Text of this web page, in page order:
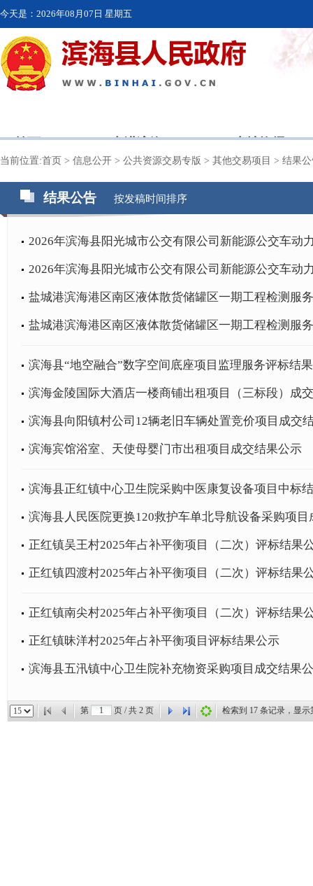
今天是： 2026年08月07日 星期五
首页 走进滨海 本地资讯
当前位置:首页 > 信息公开 > 公共资源交易专版 > 其他交易项目 > 结果
结果公告 按发稿时间排序
2026年滨海县阳光城市公交有限公司新能源公交车动
2026年滨海县阳光城市公交有限公司新能源公交车动
盐城港滨海港区南区液体散货储罐区一期工程检测服
盐城港滨海港区南区液体散货储罐区一期工程检测服
滨海县“地空融合”数字空间底座项目监理服务评标结
滨海金陵国际大酒店一楼商铺出租项目（三标段）成
滨海县向阳镇村公司12辆老旧车辆处置竞价项目成交
滨海宾馆浴室、天使母婴门市出租项目成交结果公示
滨海县正红镇中心卫生院采购中医康复设备项目中标
滨海县人民医院更换120救护车单北导航设备采购项目
正红镇吴王村2025年占补平衡项目（二次）评标结果
正红镇四渡村2025年占补平衡项目（二次）评标结果
正红镇南尖村2025年占补平衡项目（二次）评标结果
正红镇昧洋村2025年占补平衡项目评标结果公示
滨海县五汛镇中心卫生院补充物资采购项目成交结果
第 页 / 共 2 页 检索到 17 条记录，显